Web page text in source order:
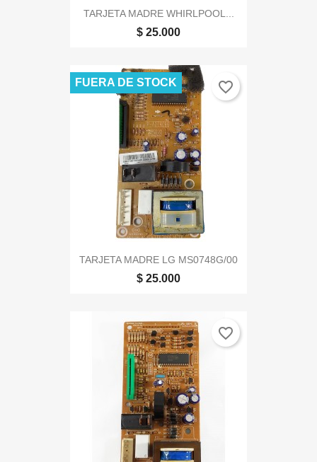
TARJETA MADRE WHIRLPOOL...
$ 25.000
TARJETA MADRE LG MS0748G/00
$ 25.000
FUERA DE STOCK favorite_border
favorite_border